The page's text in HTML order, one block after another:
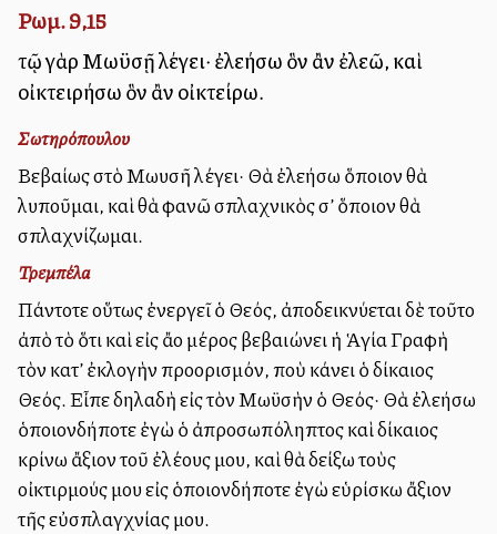
Ρωμ. 9,15
τῷ γὰρ Μωϋσῇ λέγει· ἐλεήσω ὃν ἂν ἐλεῶ, καὶ
οἰκτειρήσω ὃν ἂν οἰκτείρω.
Σωτηρόπουλου
Βεβαίως στὸ Μωυσῆ λέγει· Θὰ ἐλεήσω ὅποιον θὰ
λυποῦμαι, καὶ θὰ φανῶ σπλαχνικὸς σ’ ὅποιον θὰ
σπλαχνίζωμαι.
Τρεμπέλα
Πάντοτε οὕτως ἐνεργεῖ ὁ Θεός, ἀποδεικνύεται δὲ τοῦτο
ἀπὸ τὸ ὅτι καὶ εἰς ἄλλο μέρος βεβαιώνει ἡ Ἁγία Γραφὴ
τὸν κατ’ ἐκλογὴν προορισμόν, ποὺ κάνει ὁ δίκαιος
Θεός. Εἶπε δηλαδὴ εἰς τὸν Μωϋσὴν ὁ Θεός· Θὰ ἐλεήσω
ὁποιονδήποτε ἐγὼ ὁ ἀπροσωπόληπτος καὶ δίκαιος
κρίνω ἄξιον τοῦ ἐλέους μου, καὶ θὰ δείξω τοὺς
οἰκτιρμούς μου εἰς ὁποιονδήποτε ἐγὼ εὑρίσκω ἄξιον
τῆς εὐσπλαγχνίας μου.